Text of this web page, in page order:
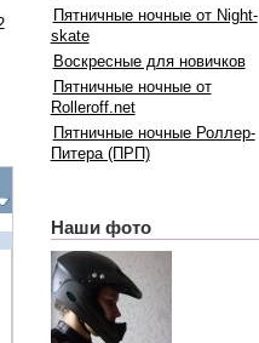
Пятничные ночные от Night-
skate
Воскресные для новичков
Пятничные ночные от
Rolleroff.net
Пятничные ночные Роллер-
Питера (ПРП)
Наши фото